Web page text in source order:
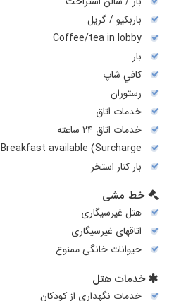
باربکیو / گریل
Coffee/tea in lobby
بار
کافي شاپ
رستوران
خدمات اتاق
خدمات اتاق ۲۴ ساعته
Breakfast available (Surcharge)
بار کنار استخر
خط مشی
هتل غیرسیگاری
اتاقهای غیرسیگاری
حیوانات خانگی ممنوع
خدمات هتل
خدمات نگهداری از کودکان